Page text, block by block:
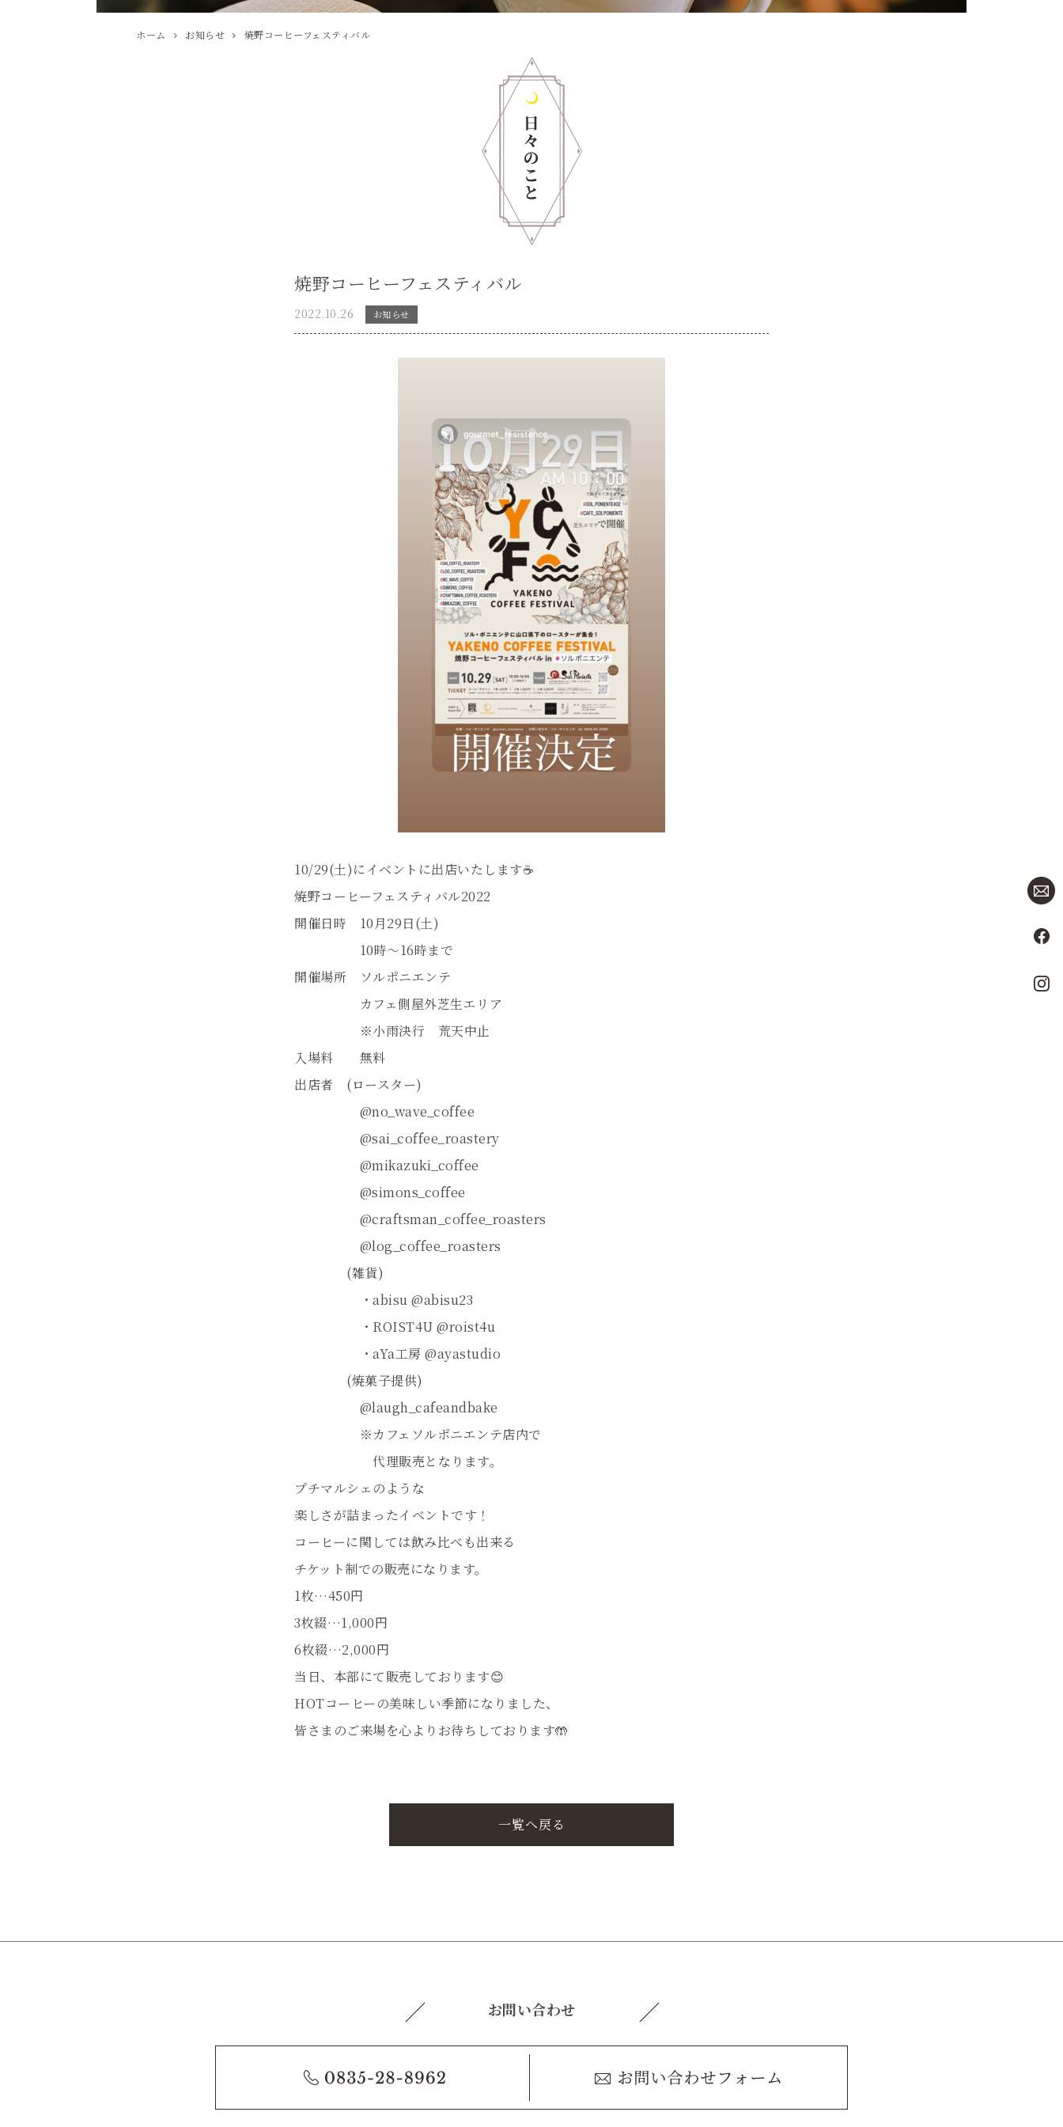
ホーム お知らせ 焼野コーヒーフェスティバル
焼野コーヒーフェスティバル
2022.10.26 お知らせ
10/29(土)にイベントに出店いたします☕️
焼野コーヒーフェスティバル2022
開催日時 10月29日(土)
10時〜16時まで
開催場所 ソルポニエンテ
カフェ側屋外芝生エリア
※小雨決行 荒天中止
入場料 無料
出店者 (ロースター)
@no_wave_coffee
@sai_coffee_roastery
@mikazuki_coffee
@simons_coffee
@craftsman_coffee_roasters
@log_coffee_roasters
(雑貨)
・abisu @abisu23
・ROIST4U @roist4u
・aYa工房 @ayastudio
(焼菓子提供)
@laugh_cafeandbake
※カフェソルポニエンテ店内で
代理販売となります。
プチマルシェのような
楽しさが詰まったイベントです！
コーヒーに関しては飲み比べも出来る
チケット制での販売になります。
1枚…450円
3枚綴…1,000円
6枚綴…2,000円
当日、本部にて販売しております😊
HOTコーヒーの美味しい季節になりました、
皆さまのご来場を心よりお待ちしております🤲
一覧へ戻る
お問い合わせ